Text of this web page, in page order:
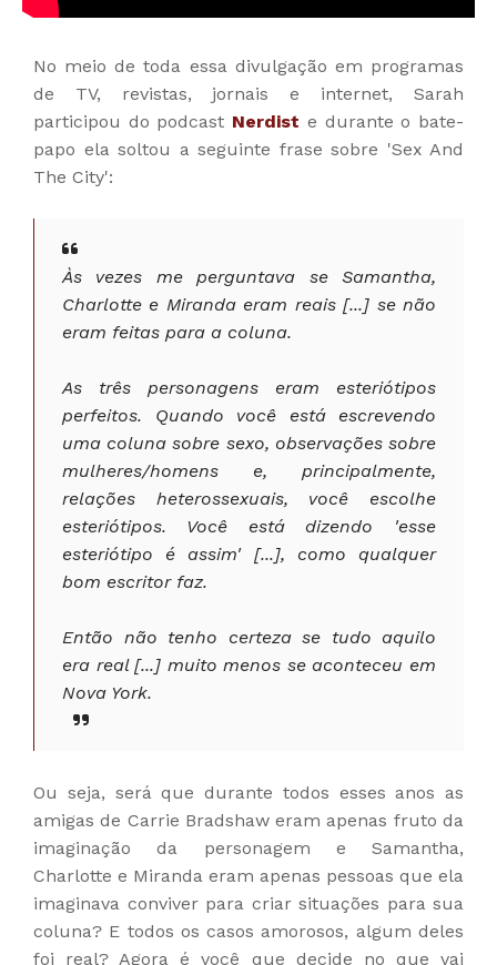
No meio de toda essa divulgação em programas
de TV, revistas, jornais e internet, Sarah
participou do podcast Nerdist e durante o bate-
papo ela soltou a seguinte frase sobre 'Sex And
The City':
Às vezes me perguntava se Samantha,
Charlotte e Miranda eram reais [...] se não
eram feitas para a coluna.
As três personagens eram esteriótipos
perfeitos. Quando você está escrevendo
uma coluna sobre sexo, observações sobre
mulheres/homens e, principalmente,
relações heterossexuais, você escolhe
esteriótipos. Você está dizendo 'esse
esteriótipo é assim' [...], como qualquer
bom escritor faz.
Então não tenho certeza se tudo aquilo
era real [...] muito menos se aconteceu em
Nova York.
Ou seja, será que durante todos esses anos as
amigas de Carrie Bradshaw eram apenas fruto da
imaginação da personagem e Samantha,
Charlotte e Miranda eram apenas pessoas que ela
imaginava conviver para criar situações para sua
coluna? E todos os casos amorosos, algum deles
foi real? Agora é você que decide no que vai